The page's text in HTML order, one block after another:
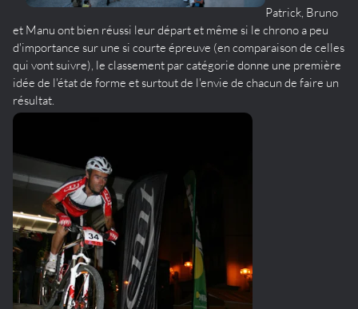
Patrick, Bruno
et Manu ont bien réussi leur départ et même si le chrono a peu
d'importance sur une si courte épreuve (en comparaison de celles
qui vont suivre), le classement par catégorie donne une première
idée de l'état de forme et surtout de l'envie de chacun de faire un
résultat.